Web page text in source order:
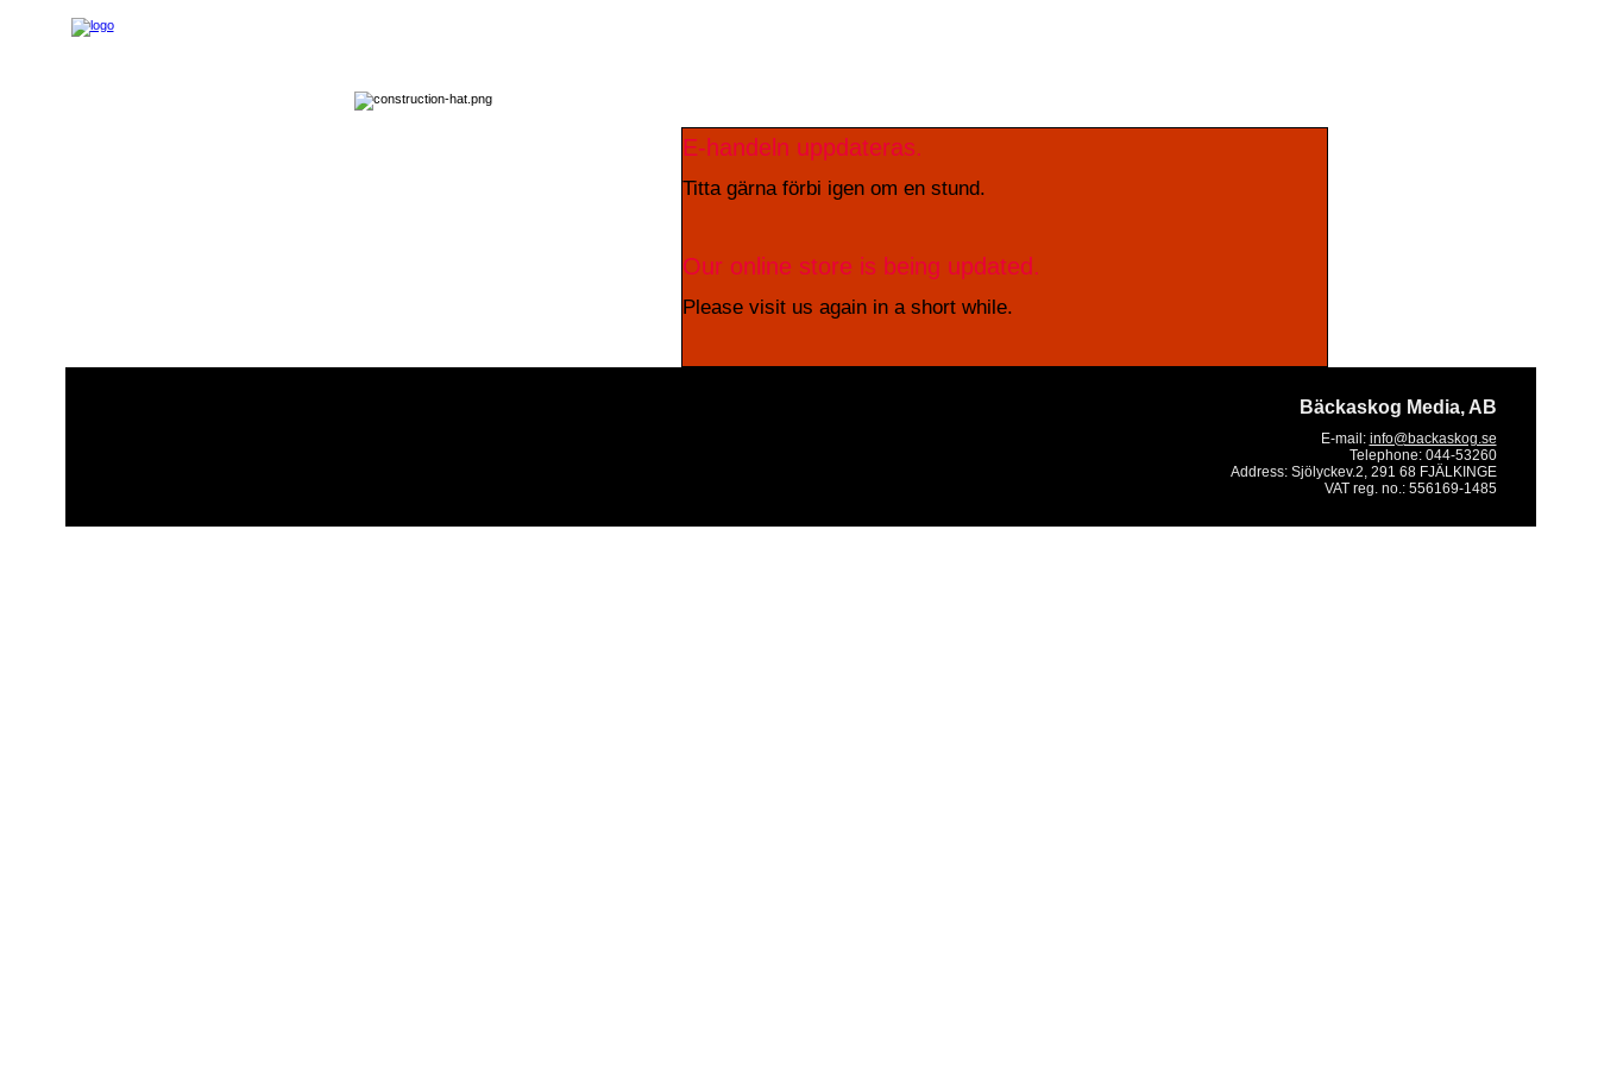
E-handeln uppdateras.
Titta gärna förbi igen om en stund.
Our online store is being updated.
Please visit us again in a short while.
Bäckaskog Media, AB
E-mail: info@backaskog.se
Telephone: 044-53260
Address: Sjölyckev.2, 291 68 FJÄLKINGE
VAT reg. no.: 556169-1485